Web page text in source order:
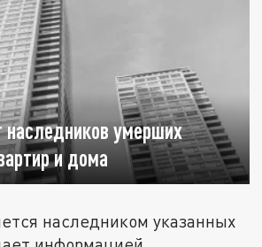
умерших
и дома
наследником указанных